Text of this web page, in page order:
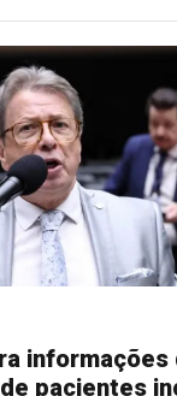
informações
pacientes